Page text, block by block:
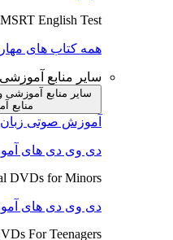
MSRT English Test
همه کتاب های
سایر منابع
سایر منابع آموزشی
منابع
آموزش صوتی زبان
دی وی دی های
DVDs for Minors
دی وی دی های
For Teenagers